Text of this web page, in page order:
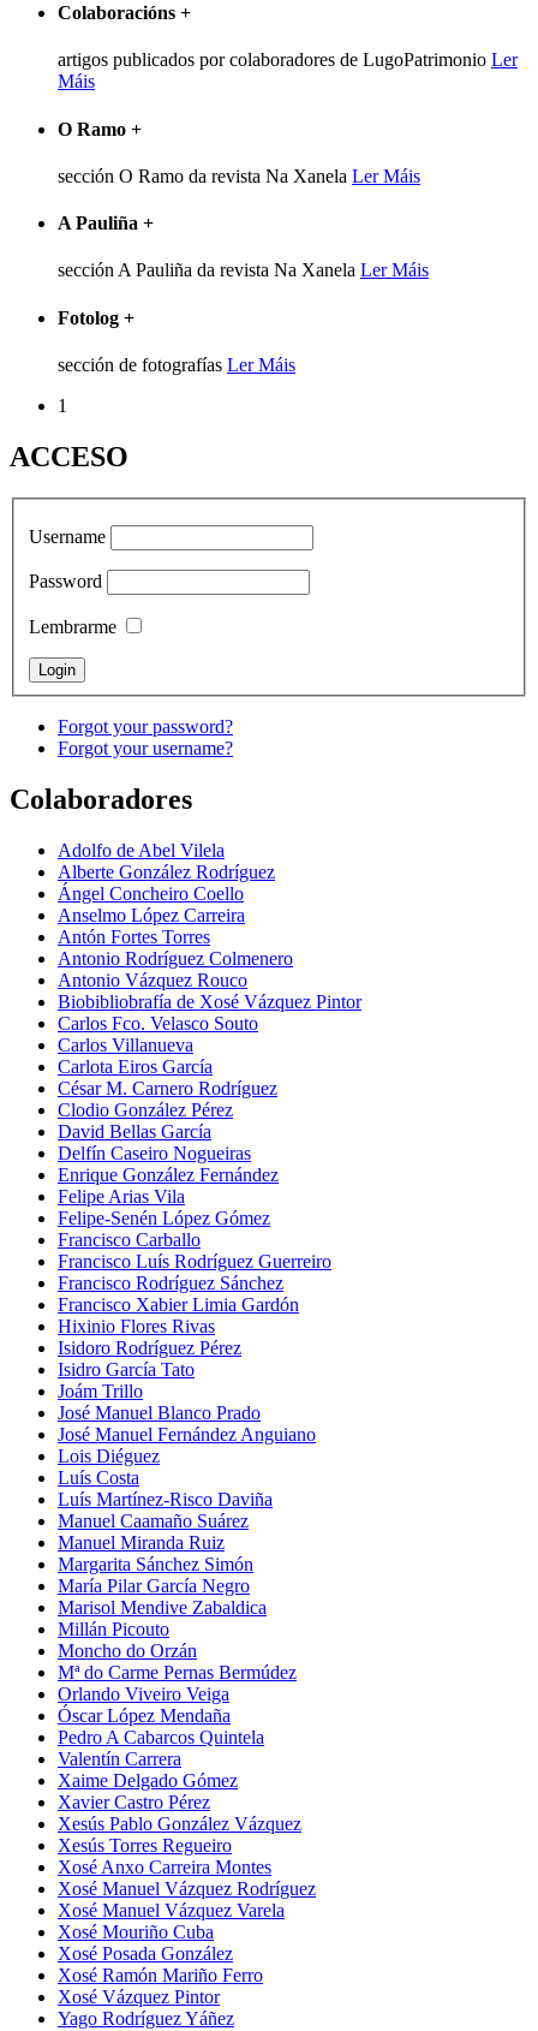
Colaboracións +
artigos publicados por colaboradores de LugoPatrimonio Ler
Máis
O Ramo +
sección O Ramo da revista Na Xanela Ler Máis
A Pauliña +
sección A Pauliña da revista Na Xanela Ler Máis
Fotolog +
sección de fotografías Ler Máis
1
ACCESO
Username
Password
Lembrarme
Forgot your password?
Forgot your username?
Colaboradores
Adolfo de Abel Vilela
Alberte González Rodríguez
Ángel Concheiro Coello
Anselmo López Carreira
Antón Fortes Torres
Antonio Rodríguez Colmenero
Antonio Vázquez Rouco
Biobibliobrafía de Xosé Vázquez Pintor
Carlos Fco. Velasco Souto
Carlos Villanueva
Carlota Eiros García
César M. Carnero Rodríguez
Clodio González Pérez
David Bellas García
Delfín Caseiro Nogueiras
Enrique González Fernández
Felipe Arias Vila
Felipe-Senén López Gómez
Francisco Carballo
Francisco Luís Rodríguez Guerreiro
Francisco Rodríguez Sánchez
Francisco Xabier Limia Gardón
Hixinio Flores Rivas
Isidoro Rodríguez Pérez
Isidro García Tato
Joám Trillo
José Manuel Blanco Prado
José Manuel Fernández Anguiano
Lois Diéguez
Luís Costa
Luís Martínez-Risco Daviña
Manuel Caamaño Suárez
Manuel Miranda Ruiz
Margarita Sánchez Simón
María Pilar García Negro
Marisol Mendive Zabaldica
Millán Picouto
Moncho do Orzán
Mª do Carme Pernas Bermúdez
Orlando Viveiro Veiga
Óscar López Mendaña
Pedro A Cabarcos Quintela
Valentín Carrera
Xaime Delgado Gómez
Xavier Castro Pérez
Xesús Pablo González Vázquez
Xesús Torres Regueiro
Xosé Anxo Carreira Montes
Xosé Manuel Vázquez Rodríguez
Xosé Manuel Vázquez Varela
Xosé Mouriño Cuba
Xosé Posada González
Xosé Ramón Mariño Ferro
Xosé Vázquez Pintor
Yago Rodríguez Yáñez